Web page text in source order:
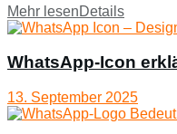
Mehr lesenDetails
WhatsApp-Icon
13. September 2025